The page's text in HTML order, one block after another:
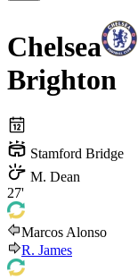
Chelsea
Brighton
Stamford Bridge
M. Dean
27'
Marcos Alonso
R. James